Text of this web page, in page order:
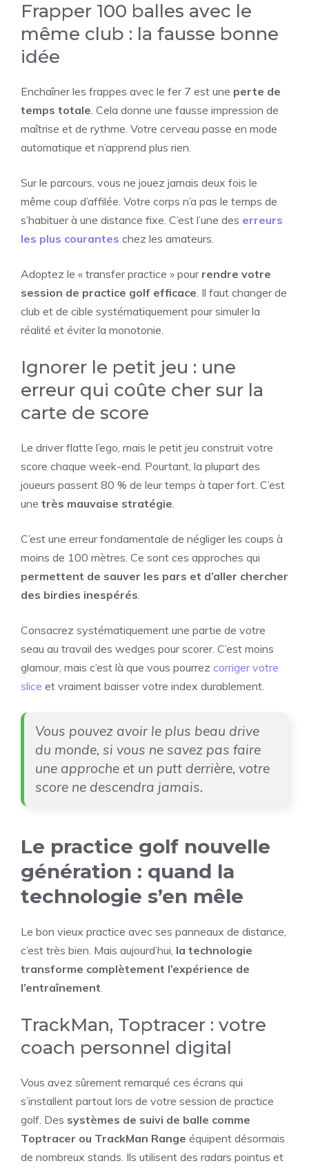
Frapper 100 balles avec le
même club : la fausse bonne
idée
Enchaîner les frappes avec le fer 7 est une perte de
temps totale. Cela donne une fausse impression de
maîtrise et de rythme. Votre cerveau passe en mode
automatique et n’apprend plus rien.
Sur le parcours, vous ne jouez jamais deux fois le
même coup d’affilée. Votre corps n’a pas le temps de
s’habituer à une distance fixe. C’est l’une des erreurs
les plus courantes chez les amateurs.
Adoptez le « transfer practice » pour rendre votre
session de practice golf efficace. Il faut changer de
club et de cible systématiquement pour simuler la
réalité et éviter la monotonie.
Ignorer le petit jeu : une
erreur qui coûte cher sur la
carte de score
Le driver flatte l’ego, mais le petit jeu construit votre
score chaque week-end. Pourtant, la plupart des
joueurs passent 80 % de leur temps à taper fort. C’est
une très mauvaise stratégie.
C’est une erreur fondamentale de négliger les coups à
moins de 100 mètres. Ce sont ces approches qui
permettent de sauver les pars et d’aller chercher
des birdies inespérés.
Consacrez systématiquement une partie de votre
seau au travail des wedges pour scorer. C’est moins
glamour, mais c’est là que vous pourrez corriger votre
slice et vraiment baisser votre index durablement.
Vous pouvez avoir le plus beau drive
du monde, si vous ne savez pas faire
une approche et un putt derrière, votre
score ne descendra jamais.
Le practice golf nouvelle
génération : quand la
technologie s’en mêle
Le bon vieux practice avec ses panneaux de distance,
c’est très bien. Mais aujourd’hui, la technologie
transforme complètement l’expérience de
l’entraînement.
TrackMan, Toptracer : votre
coach personnel digital
Vous avez sûrement remarqué ces écrans qui
s’installent partout lors de votre session de practice
golf. Des systèmes de suivi de balle comme
Toptracer ou TrackMan Range équipent désormais
de nombreux stands. Ils utilisent des radars pointus et